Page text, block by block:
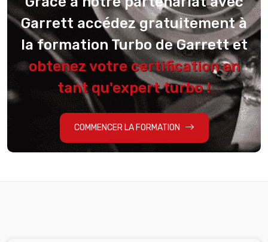
Garrett accédez gratuitement à
la formation Turbo de Garrett et
obtenez votre certification en
tant qu'expert turbo !
COMMENCER LA FORMATION